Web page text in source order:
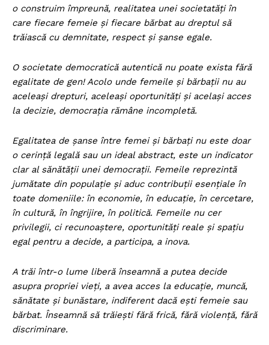
o construim împreună, realitatea unei societatăți în
care fiecare femeie și fiecare bărbat au dreptul să
trăiască cu demnitate, respect și șanse egale.
O societate democratică autentică nu poate exista fără
egalitate de gen! Acolo unde femeile și bărbații nu au
aceleași drepturi, aceleași oportunități și același acces
la decizie, democrația rămâne incompletă.
Egalitatea de șanse între femei și bărbați nu este doar
o cerință legală sau un ideal abstract, este un indicator
clar al sănătății unei democrații. Femeile reprezintă
jumătate din populație și aduc contribuții esențiale în
toate domeniile: în economie, în educație, în cercetare,
în cultură, în îngrijire, în politică. Femeile nu cer
privilegii, ci recunoaștere, oportunități reale și spațiu
egal pentru a decide, a participa, a inova.
A trăi într-o lume liberă înseamnă a putea decide
asupra propriei vieți, a avea acces la educație, muncă,
sănătate și bunăstare, indiferent dacă ești femeie sau
bărbat. Înseamnă să trăiești fără frică, fără violență, fără
discriminare.